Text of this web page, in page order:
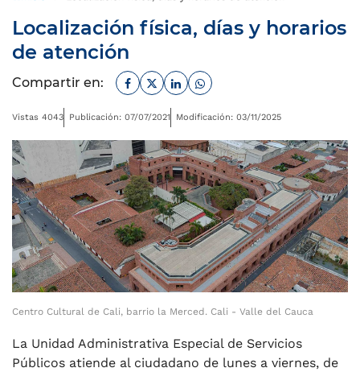
Localización física, días y horarios
de atención
Compartir en: Facebook
TwitterLinkedinWhatsapp
Vistas 4043 Publicación: 07/07/2021 Modificación: 03/11/2025
Centro Cultural de Cali, barrio la Merced. Cali - Valle del Cauca
La Unidad Administrativa Especial de Servicios
Públicos atiende al ciudadano de lunes a viernes, de